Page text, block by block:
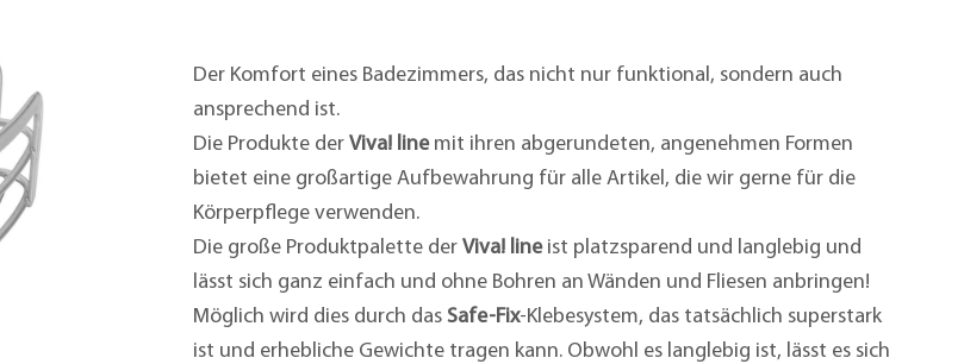
Der Komfort eines Badezimmers, das nicht nur funktional, sondern auch
ansprechend ist.
Die Produkte der Viva! linemit ihren abgerundeten, angenehmen Formen
bietet eine großartige Aufbewahrung für alle Artikel, die wir gerne für die
Körperpflege verwenden.
Die große Produktpalette der Viva! lineist platzsparend und langlebig und
lässt sich ganz einfach und ohne Bohren an Wänden und Fliesen anbringen!
Möglich wird dies durch das Safe-Fix-Klebesystem, das tatsächlich superstark
ist und erhebliche Gewichte tragen kann. Obwohl es langlebig ist, lässt es sich